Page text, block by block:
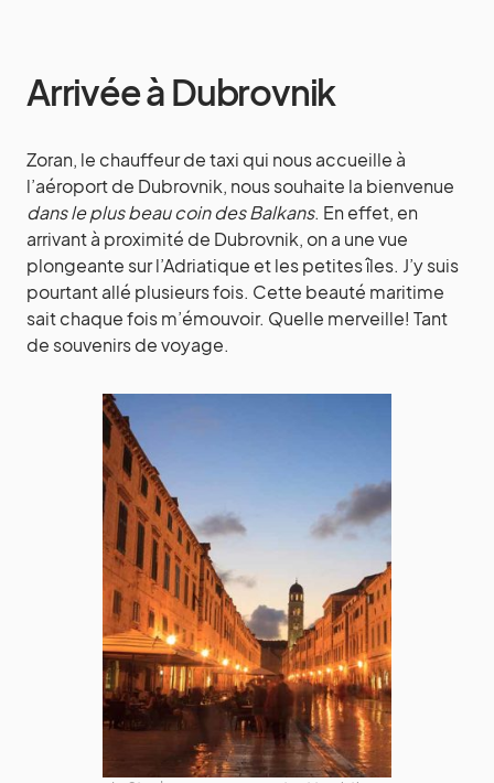
Arrivée à Dubrovnik
Zoran, le chauffeur de taxi qui nous accueille à
l’aéroport de Dubrovnik, nous souhaite la bienvenue
dans le plus beau coin des Balkans. En effet, en
arrivant à proximité de Dubrovnik, on a une vue
plongeante sur l’Adriatique et les petites îles. J’y suis
pourtant allé plusieurs fois. Cette beauté maritime
sait chaque fois m’émouvoir. Quelle merveille! Tant
de souvenirs de voyage.